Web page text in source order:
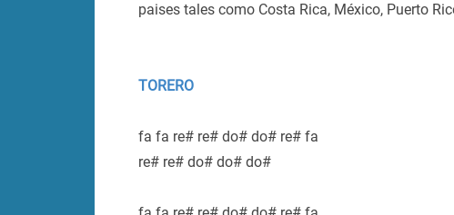
paises tales como Costa Rica, México, Puerto
TORERO
fa fa re# re# do# do# re# fa
re# re# do# do# do#